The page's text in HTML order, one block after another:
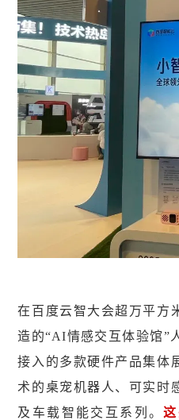
在百度云智大会超万平方
造的“AI情感交互体验馆”
接入的多款硬件产品集体
术的桌宠机器人、可实时
及车载智能交互系列。